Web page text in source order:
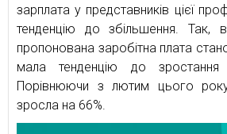
зарплата у представників цієї
тенденцію до збільшення. Так,
пропонована заробітна плата
мала тенденцію до
Порівнюючи з лютим цього
зросла на 66%.